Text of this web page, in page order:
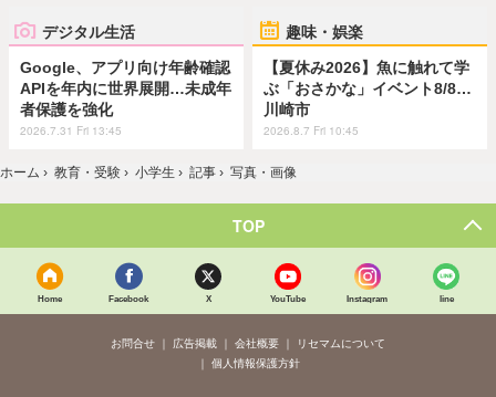
デジタル生活
Google、アプリ向け年齢確認
APIを年内に世界展開…未成年
者保護を強化
2026.7.31 Fri 13:45
趣味・娯楽
【夏休み2026】魚に触れて学
ぶ「おさかな」イベント8/8…
川崎市
2026.8.7 Fri 10:45
ホーム › 教育・受験 › 小学生 › 記事 › 写真・画像
TOP
Home Facebook X YouTube Instagram line
お問合せ 広告掲載 会社概要
リセマムについて
個人情報保護方針